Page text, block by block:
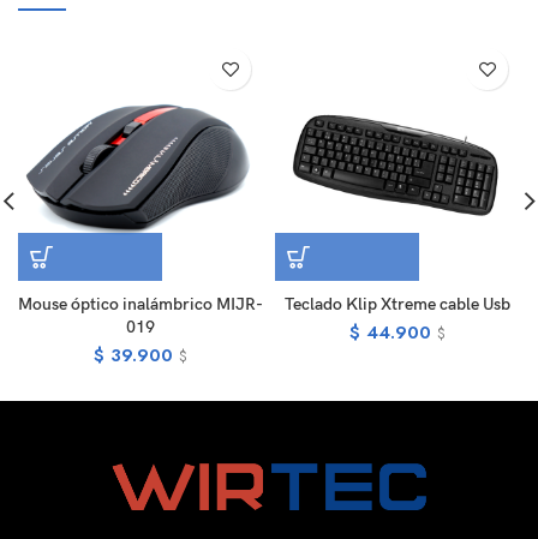
Mouse óptico inalámbrico MIJR-
019
$ 39.900 $
Teclado Klip Xtreme cable Usb
$ 44.900 $